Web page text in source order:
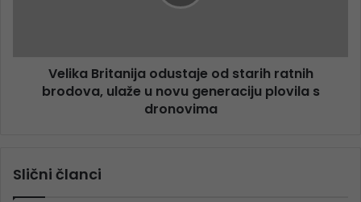
Velika Britanija odustaje od starih ratnih
brodova, ulaže u novu generaciju plovila s
dronovima
Slični članci